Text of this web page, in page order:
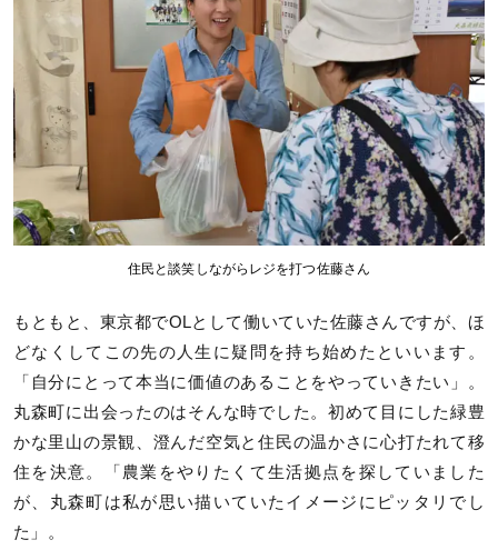
住民と談笑しながらレジを打つ佐藤さん
もともと、東京都でOLとして働いていた佐藤さんですが、ほ
どなくしてこの先の人生に疑問を持ち始めたといいます。
「自分にとって本当に価値のあることをやっていきたい」。
丸森町に出会ったのはそんな時でした。初めて目にした緑豊
かな里山の景観、澄んだ空気と住民の温かさに心打たれて移
住を決意。「農業をやりたくて生活拠点を探していました
が、丸森町は私が思い描いていたイメージにピッタリでし
た」。